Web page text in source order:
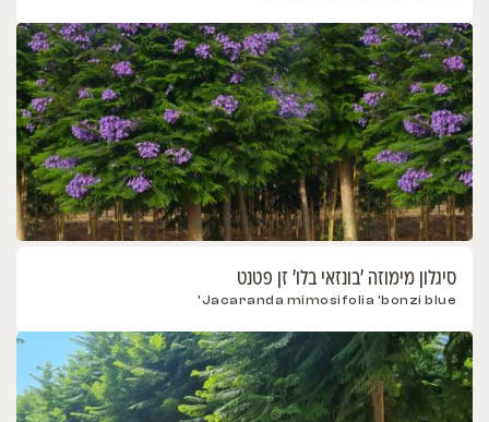
סיגלון מימוזה 'בונזאי בלו' זן פטנט
Jacaranda mimosifolia 'bonzi blue'